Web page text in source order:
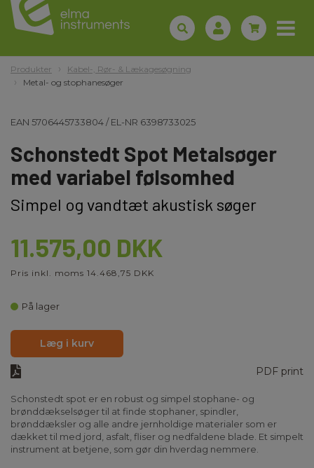
Produkter
Kabel-, Rør- & Lækagesøgning
Metal- og stophanesøger
EAN 5706445733804/EL-NR 6398733025
Schonstedt Spot Metalsøger
med variabel følsomhed
Simpel og vandtæt akustisk søger
11.575,00 DKK
Pris inkl. moms 14.468,75 DKK
På lager
Læg i kurv
PDF print
Schonstedt spot er en robust og simpel stophane- og
brønddækselsøger til at finde stophaner, spindler,
brønddæksler og alle andre jernholdige materialer som er
dækket til med jord, asfalt, fliser og nedfaldene blade. Et simpelt
instrument at betjene, som gør din hverdag nemmere.